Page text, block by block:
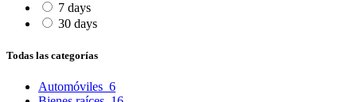
7 days
30 days
Todas las categorías
Automóviles 6